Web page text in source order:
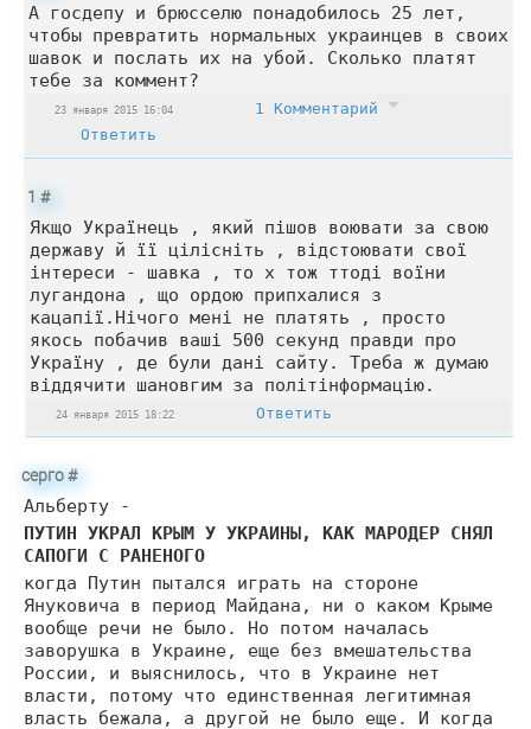
А госдепу и брюсселю понадобилось 25 лет,
чтобы превратить нормальных украинцев в своих
шавок и послать их на убой. Сколько платят
тебе за коммент?
23 января 2015 16:04
1 Комментарий
Ответить
1 #
Якщо Українець , який пішов воювати за свою
державу й її цілісніть , відстоювати свої
інтереси - шавка , то х тож ттоді воїни
лугандона , що ордою припхалися з
кацапії.Нічого мені не платять , просто
якось побачив ваші 500 секунд правди про
Україну , де були дані сайту. Треба ж думаю
віддячити шановгим за політінформацію.
24 января 2015 18:22 Ответить
серго#
Альберту -
ПУТИН УКРАЛ КРЫМ У УКРАИНЫ, КАК МАРОДЕР СНЯЛ
САПОГИ С РАНЕНОГО
когда Путин пытался играть на стороне
Януковича в период Майдана, ни о каком Крыме
вообще речи не было. Но потом началась
заворушка в Украине, еще без вмешательства
России, и выяснилось, что в Украине нет
власти, потому что единственная легитимная
власть бежала, а другой не было еще. И когда